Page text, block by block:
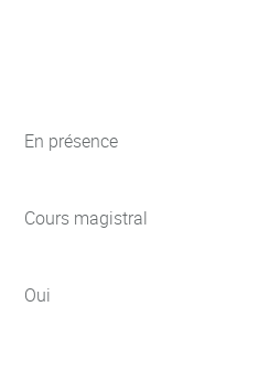
En présence
Cours magistral
Oui